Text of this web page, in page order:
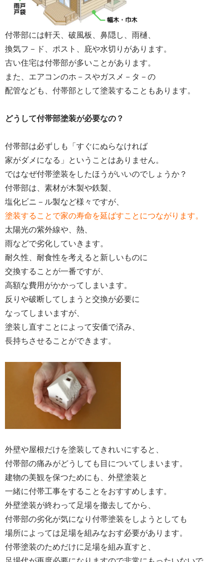
付帯部には軒天、破風板、鼻隠し、雨樋、
換気フ－ド、ポスト、庇や水切りがあります。
古い住宅は付帯部が多いことがあります。
また、エアコンのホ－スやガスメ－タ－の
配管なども、付帯部として塗装することもあります。
どうして付帯部塗装が必要なの？
付帯部は必ずしも「すぐにぬらなければ
家がダメになる」ということはありません。
ではなぜ付帯塗装をしたほうがいいのでしょうか？
付帯部は、素材が木製や鉄製、
塩化ビニ－ル製など様々ですが、
塗装することで家の寿命を延ばすことにつながります。
太陽光の紫外線や、熱、
雨などで劣化していきます。
耐久性、耐食性を考えると新しいものに
交換することが一番ですが、
高額な費用がかかってしまいます。
反りや破断してしまうと交換が必要に
なってしまいますが、
塗装し直すことによって安価で済み、
長持ちさせることができます。
外壁や屋根だけを塗装してきれいにすると、
付帯部の痛みがどうしても目についてしまいます。
建物の美観を保つためにも、外壁塗装と
一緒に付帯工事をすることをおすすめします。
外壁塗装が終わって足場を撤去してから、
付帯部の劣化が気になり付帯塗装をしようとしても
場所によっては足場を組みなおす必要があります。
付帯塗装のためだけに足場を組み直すと、